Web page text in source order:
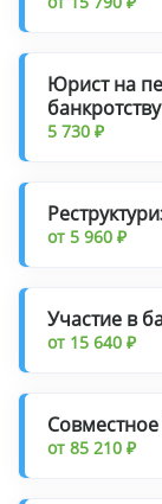
Юрист на
банкротству
5 730 ₽
от 5 960 ₽
Участие в
от 15 640 ₽
от 85 210 ₽